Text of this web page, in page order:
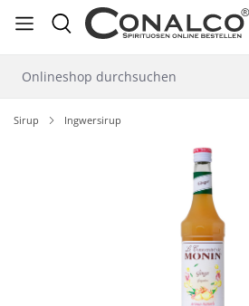
springen
Sirup Ingwersirup